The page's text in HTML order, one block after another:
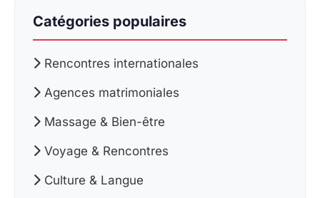
Catégories populaires
Rencontres internationales
Agences matrimoniales
Massage & Bien-être
Voyage & Rencontres
Culture & Langue